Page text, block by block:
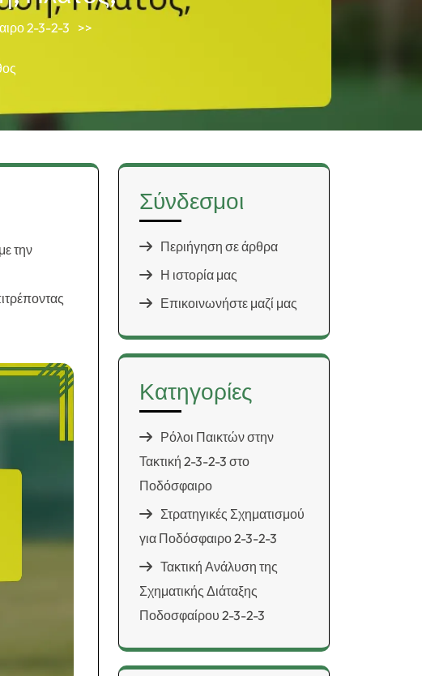
2-3-2-3 >>
την
Σύνδεσμοι
Περιήγηση σε άρθρα
Η ιστορία μας
Επικοινωνήστε μαζί μας
Κατηγορίες
Ρόλοι Παικτών στην
Τακτική 2-3-2-3 στο
Ποδόσφαιρο
Στρατηγικές Σχηματισμού
για Ποδόσφαιρο 2-3-2-3
Τακτική Ανάλυση της
Σχηματικής Διάταξης
Ποδοσφαίρου 2-3-2-3